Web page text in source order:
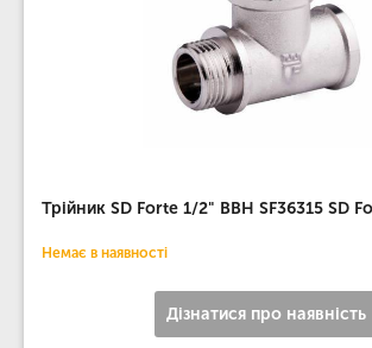
Трійник SD Forte 1/2" ВВН SF36315 SD
Немає в наявності
Дізнатися про наявність